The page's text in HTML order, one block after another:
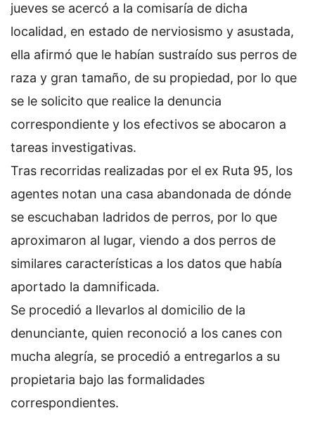
jueves se acercó a la comisaría de dicha
localidad, en estado de nerviosismo y asustada,
ella afirmó que le habían sustraído sus perros de
raza y gran tamaño, de su propiedad, por lo que
se le solicito que realice la denuncia
correspondiente y los efectivos se abocaron a
tareas investigativas.
Tras recorridas realizadas por el ex Ruta 95, los
agentes notan una casa abandonada de dónde
se escuchaban ladridos de perros, por lo que
aproximaron al lugar, viendo a dos perros de
similares características a los datos que había
aportado la damnificada.
Se procedió a llevarlos al domicilio de la
denunciante, quien reconoció a los canes con
mucha alegría, se procedió a entregarlos a su
propietaria bajo las formalidades
correspondientes.